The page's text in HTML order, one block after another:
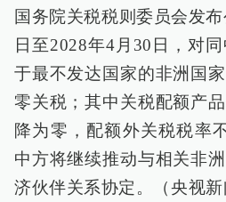
国务院关税税则委员会发
日至2028年4月30日，对
于最不发达国家的非洲国
零关税；其中关税配额产
降为零，配额外关税税率
中方将继续推动与相关非
济伙伴关系协定。（央视新